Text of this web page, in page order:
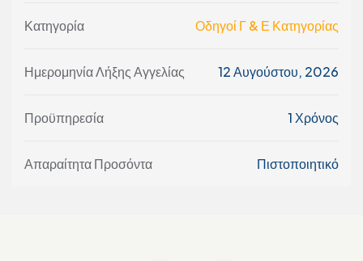
Κατηγορία Οδηγοί Γ & Ε Κατηγορίας
Ημερομηνία Λήξης Αγγελίας 12 Αυγούστου, 2026
Προϋπηρεσία 1 Χρόνος
Απαραίτητα Προσόντα Πιστοποιητικό